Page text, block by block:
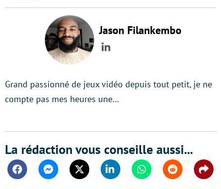
Jason Filankembo
LinkedIn
Grand passionné de jeux vidéo depuis tout petit, je ne
compte pas mes heures une…
La rédaction vous conseille aussi...
FacebookMessengerTwitter Linkedin WhatsappReddit